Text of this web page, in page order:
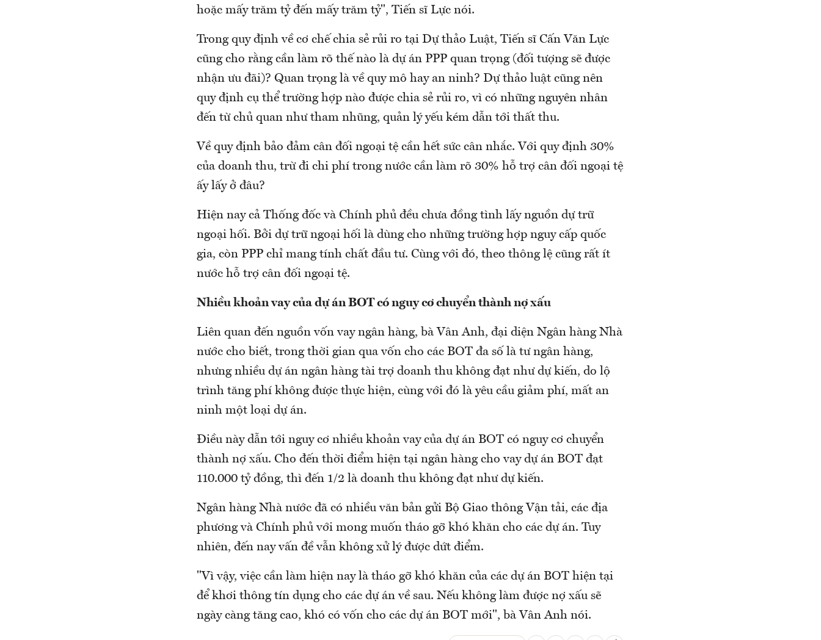
hoặc mấy trăm tỷ đến mấy trăm tỷ", Tiến sĩ Lực nói.
Trong quy định về cơ chế chia sẻ rủi ro tại Dự thảo Luật, Tiến sĩ Cấn Văn Lực
cũng cho rằng cần làm rõ thế nào là dự án PPP quan trọng (đối tượng sẽ được
nhận ưu đãi)? Quan trọng là về quy mô hay an ninh? Dự thảo luật cũng nên
quy định cụ thể trường hợp nào được chia sẻ rủi ro, vì có những nguyên nhân
đến từ chủ quan như tham nhũng, quản lý yếu kém dẫn tới thất thu.
Về quy định bảo đảm cân đối ngoại tệ cần hết sức cân nhắc. Với quy định 30%
của doanh thu, trừ đi chi phí trong nước cần làm rõ 30% hỗ trợ cân đối ngoại tệ
ấy lấy ở đâu?
Hiện nay cả Thống đốc và Chính phủ đều chưa đồng tình lấy nguồn dự trữ
ngoại hối. Bởi dự trữ ngoại hối là dùng cho những trường hợp nguy cấp quốc
gia, còn PPP chỉ mang tính chất đầu tư. Cùng với đó, theo thông lệ cũng rất ít
nước hỗ trợ cân đối ngoại tệ.
Nhiều khoản vay của dự án BOT có nguy cơ chuyển thành nợ xấu
Liên quan đến nguồn vốn vay ngân hàng, bà Vân Anh, đại diện Ngân hàng Nhà
nước cho biết, trong thời gian qua vốn cho các BOT đa số là tư ngân hàng,
nhưng nhiều dự án ngân hàng tài trợ doanh thu không đạt như dự kiến, do lộ
trình tăng phí không được thực hiện, cùng với đó là yêu cầu giảm phí, mất an
ninh một loại dự án.
Điều này dẫn tới nguy cơ nhiều khoản vay của dự án BOT có nguy cơ chuyển
thành nợ xấu. Cho đến thời điểm hiện tại ngân hàng cho vay dự án BOT đạt
110.000 tỷ đồng, thì đến 1/2 là doanh thu không đạt như dự kiến.
Ngân hàng Nhà nước đã có nhiều văn bản gửi Bộ Giao thông Vận tải, các địa
phương và Chính phủ với mong muốn tháo gỡ khó khăn cho các dự án. Tuy
nhiên, đến nay vấn đề vẫn không xử lý được dứt điểm.
"Vì vậy, việc cần làm hiện nay là tháo gỡ khó khăn của các dự án BOT hiện tại
để khơi thông tín dụng cho các dự án về sau. Nếu không làm được nợ xấu sẽ
ngày càng tăng cao, khó có vốn cho các dự án BOT mới", bà Vân Anh nói.